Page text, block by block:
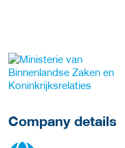
More Employer Details
Company details